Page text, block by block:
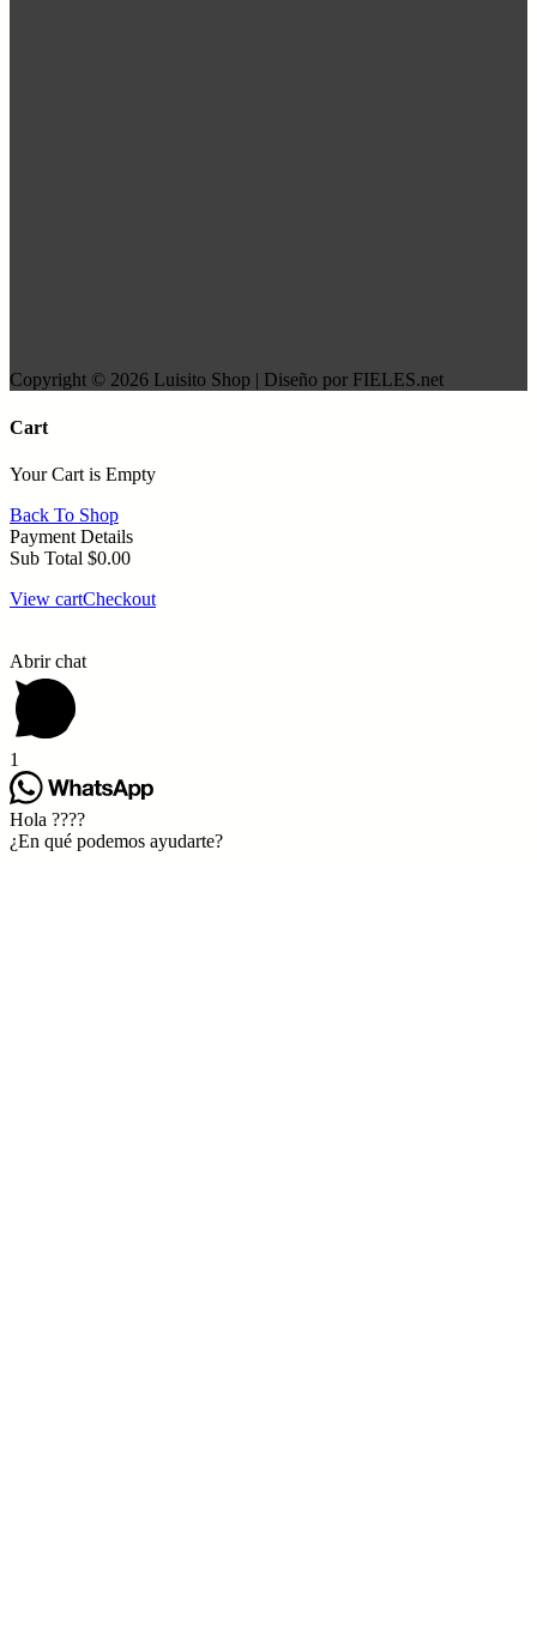
Copyright © 2026 Luisito Shop | Diseño por FIELES.net
Cart
Your Cart is Empty
Back To Shop
Payment Details
Sub Total $0.00
View cartCheckout
Abrir chat
1
Hola ????
¿En qué podemos ayudarte?